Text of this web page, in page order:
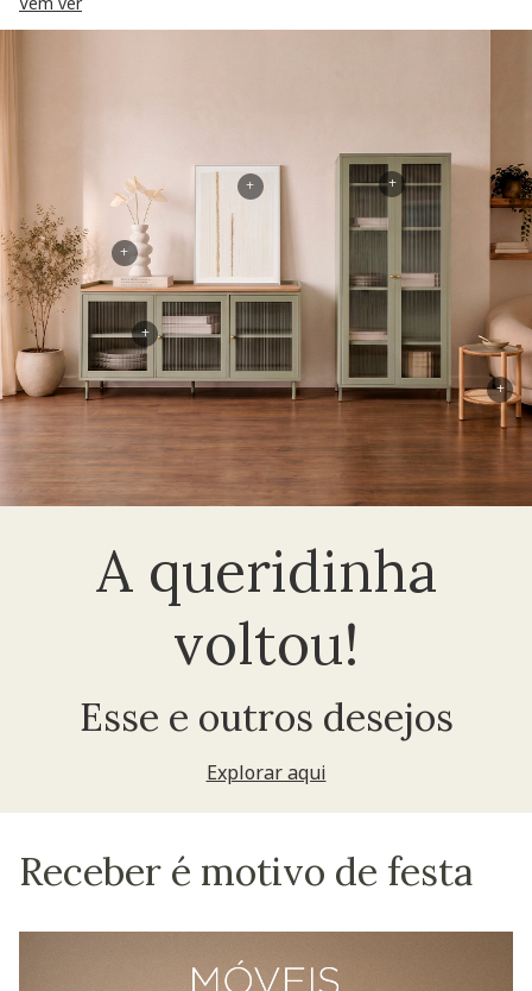
A queridinha
voltou!
Esse e outros desejos
Explorar aqui
+
+
+
+
+
Receber é motivo de festa